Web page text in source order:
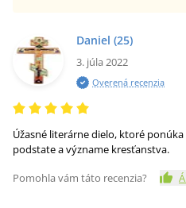
Daniel (25)
3. júla 2022
Overená recenzia
Úžasné literárne dielo, ktoré
podstate a význame kresťanstva.
Pomohla vám táto recenzia?